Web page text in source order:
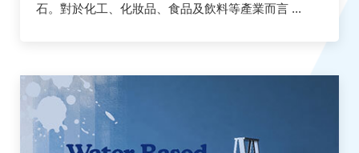
石。對於化工、化妝品、食品及飲料等產業而言 ...